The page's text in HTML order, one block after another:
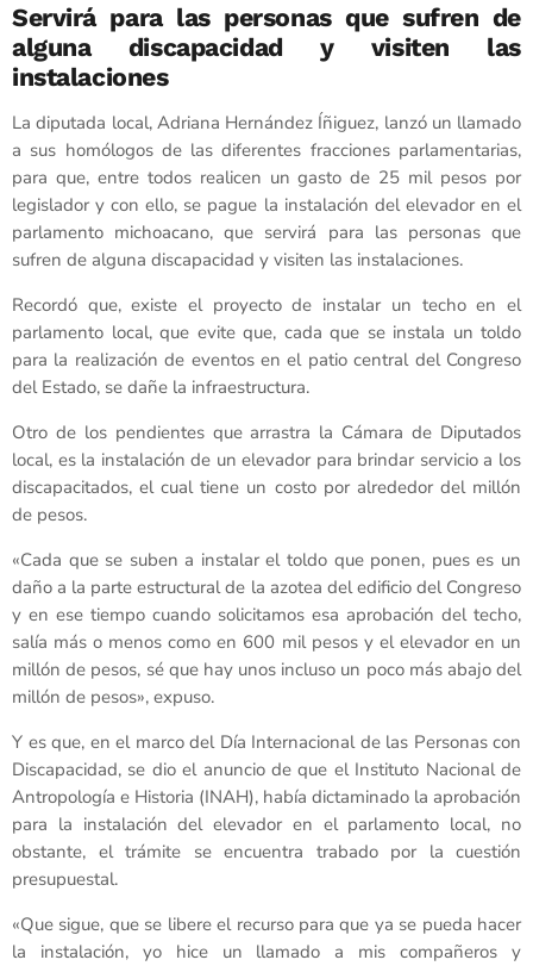
Servirá para las personas que sufren de
alguna discapacidad y visiten las
instalaciones
La diputada local, Adriana Hernández Íñiguez, lanzó un llamado
a sus homólogos de las diferentes fracciones parlamentarias,
para que, entre todos realicen un gasto de 25 mil pesos por
legislador y con ello, se pague la instalación del elevador en el
parlamento michoacano, que servirá para las personas que
sufren de alguna discapacidad y visiten las instalaciones.
Recordó que, existe el proyecto de instalar un techo en el
parlamento local, que evite que, cada que se instala un toldo
para la realización de eventos en el patio central del Congreso
del Estado, se dañe la infraestructura.
Otro de los pendientes que arrastra la Cámara de Diputados
local, es la instalación de un elevador para brindar servicio a los
discapacitados, el cual tiene un costo por alrededor del millón
de pesos.
«Cada que se suben a instalar el toldo que ponen, pues es un
daño a la parte estructural de la azotea del edificio del Congreso
y en ese tiempo cuando solicitamos esa aprobación del techo,
salía más o menos como en 600 mil pesos y el elevador en un
millón de pesos, sé que hay unos incluso un poco más abajo del
millón de pesos», expuso.
Y es que, en el marco del Día Internacional de las Personas con
Discapacidad, se dio el anuncio de que el Instituto Nacional de
Antropología e Historia (INAH), había dictaminado la aprobación
para la instalación del elevador en el parlamento local, no
obstante, el trámite se encuentra trabado por la cuestión
presupuestal.
«Que sigue, que se libere el recurso para que ya se pueda hacer
la instalación, yo hice un llamado a mis compañeros y